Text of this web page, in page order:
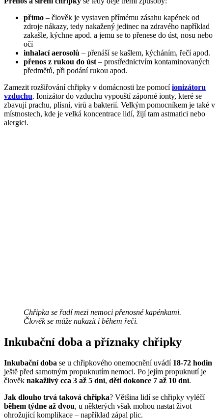
přímo – člověk je vystaven přímému zásahu kapének od
zdroje nákazy, tedy nakažený jedinec na zdravého například
zakašle, kýchne apod. a jemu se to přenese do úst, nosu nebo
očí
inhalací aerosolů – přenáší se kašlem, kýcháním, řečí apod.
přenos z rukou do úst – prostřednictvím kontaminovaných
předmětů, při podání rukou apod.
Zamezit rozšiřování chřipky v domácnosti lze pomocíionizátoru
vzduchu. Ionizátor do vzduchu vypouští záporné ionty, které se
zbavují prachu, plísní, virů a bakterií. Velkým pomocníkem je také v
místnostech, kde je velká koncentrace lidí, žijí tam astmatici nebo
alergici.
Chřipka se řadí mezi nemoci přenosné kapénkami.
Člověk se může nakazit i během řeči.
Inkubační doba a příznaky chřipky
Inkubační doba se u chřipkového onemocnění uvádí 18-72 hodin
ještě před samotným propuknutím nemoci. Po jejím propuknutí je
člověk nakažlivý cca 3 až 5 dní, děti dokonce 7 až 10 dní.
Jak dlouho trvá taková chřipka? Většina lidí se chřipky vyléčí
během týdne až dvou, u některých však mohou nastat život
ohrožující komplikace – například zápal plic.